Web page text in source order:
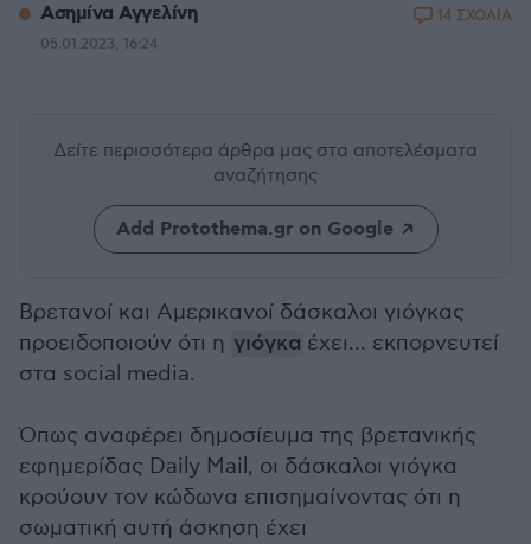
Ασημίνα Αγγελίνη
05.01.2023, 16:24
14 ΣΧΟΛΙΑ
Δείτε περισσότερα άρθρα μας στα αποτελέσματα
αναζήτησης
Add Protothema.gr on Google
Βρετανοί και Αμερικανοί δάσκαλοι γιόγκας
προειδοποιούν ότι η γιόγκα έχει... εκπορνευτεί
στα social media.
Όπως αναφέρει δημοσίευμα της βρετανικής
εφημερίδας Daily Mail, οι δάσκαλοι γιόγκα
κρούουν τον κώδωνα επισημαίνοντας ότι η
σωματική αυτή άσκηση έχει